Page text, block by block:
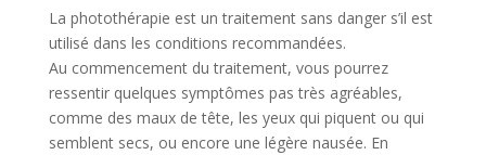
La photothérapie est un traitement sans danger s’il est
utilisé dans les conditions recommandées.
Au commencement du traitement, vous pourrez
ressentir quelques symptômes pas très agréables,
comme des maux de tête, les yeux qui piquent ou qui
semblent secs, ou encore une légère nausée. En